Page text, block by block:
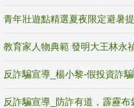
反詐騙宣導_楊小黎-假投資詐騙